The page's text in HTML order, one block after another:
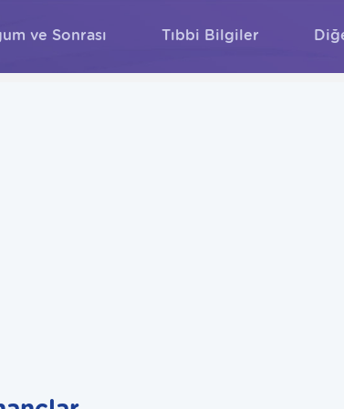
ve Sonrası Tıbbi Bilgiler